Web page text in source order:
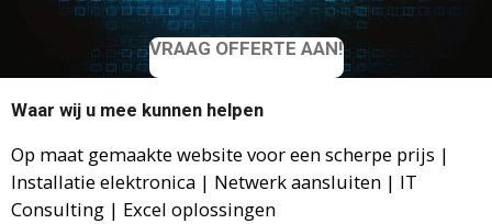
VRAAG OFFERTE AAN!
Waar wij u mee kunnen helpen
Op maat gemaakte website voor een scherpe prijs |
Installatie elektronica | Netwerk aansluiten | IT
Consulting | Excel oplossingen